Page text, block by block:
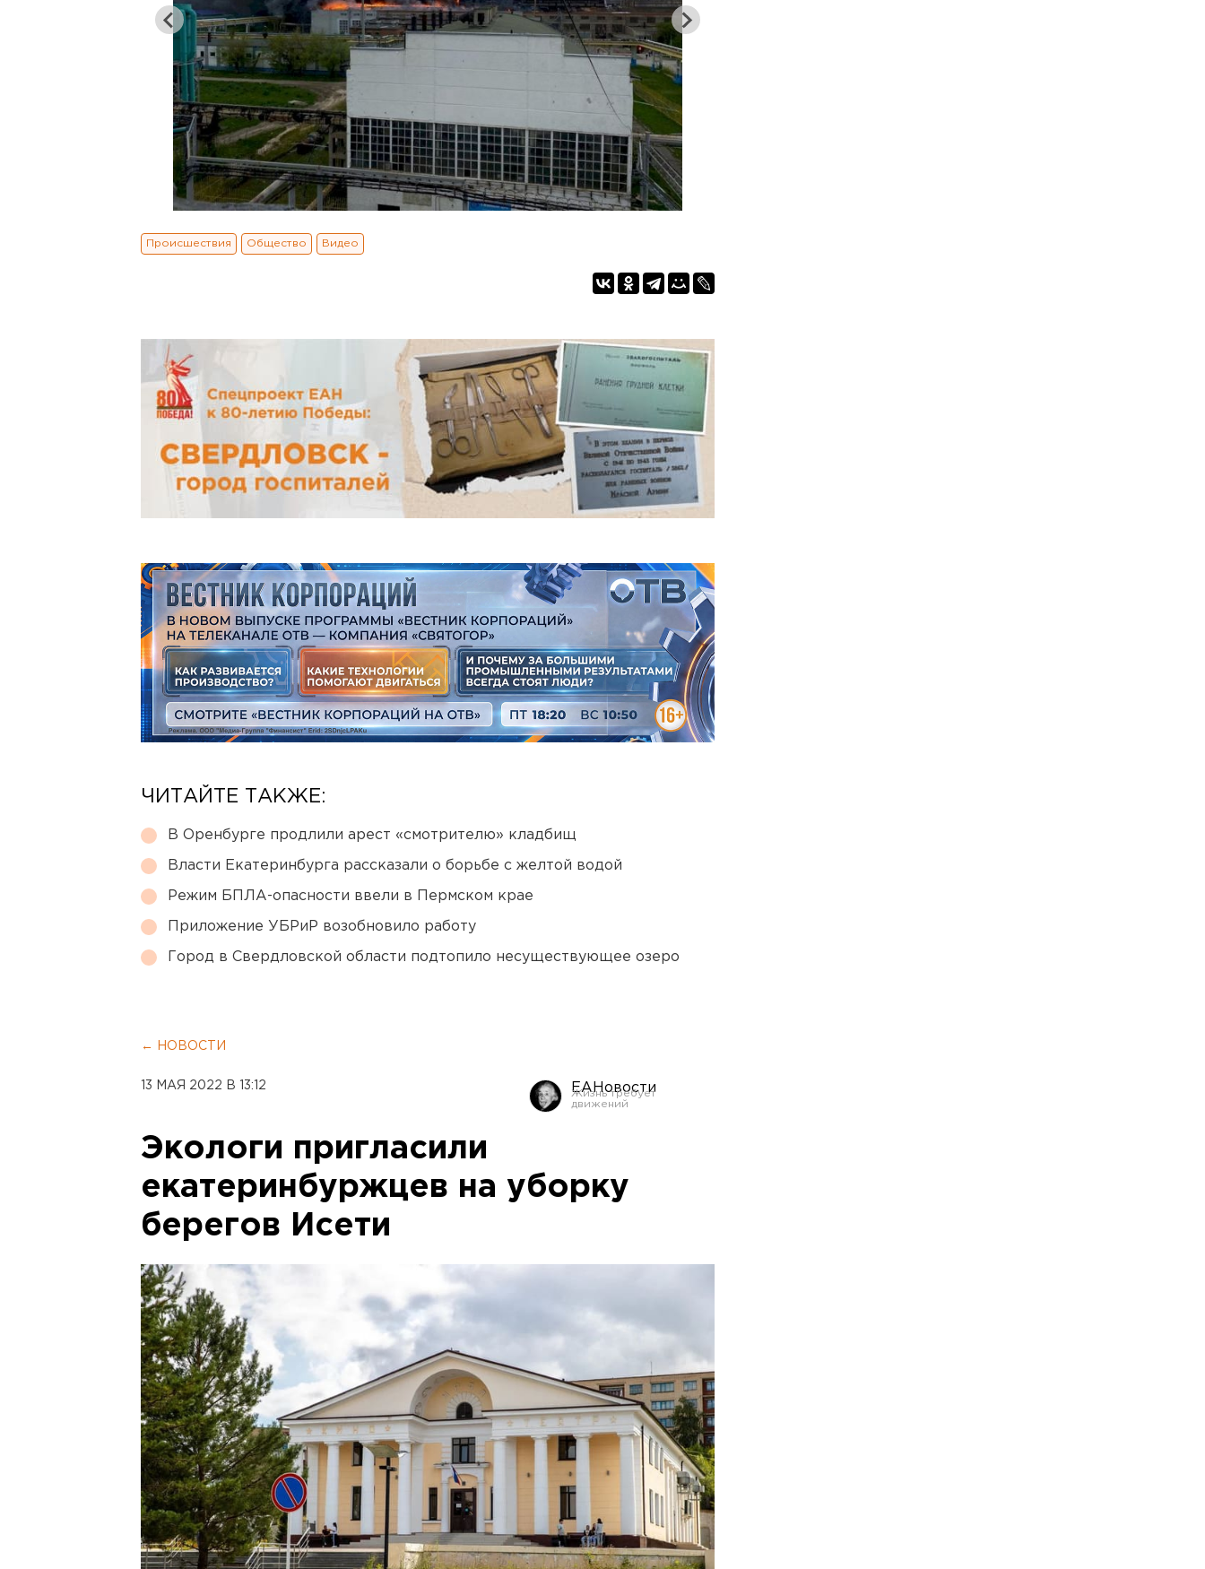
Происшествия Общество Видео
ЧИТАЙТЕ ТАКЖЕ:
В Оренбурге продлили арест «смотрителю» кладбищ
Власти Екатеринбурга рассказали о борьбе с желтой водой
Режим БПЛА-опасности ввели в Пермском крае
Приложение УБРиР возобновило работу
Город в Свердловской области подтопило несуществующее озеро
← НОВОСТИ
13 МАЯ 2022 В 13:12 ЕАНовости
Экологи пригласили
екатеринбуржцев на уборку
берегов Исети